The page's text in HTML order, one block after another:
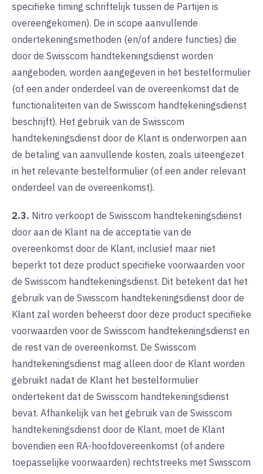
specifieke timing schriftelijk tussen de Partijen is
overeengekomen). De in scope aanvullende
ondertekeningsmethoden (en/of andere functies) die
door de Swisscom handtekeningsdienst worden
aangeboden, worden aangegeven in het bestelformulier
(of een ander onderdeel van de overeenkomst dat de
functionaliteiten van de Swisscom handtekeningsdienst
beschrijft). Het gebruik van de Swisscom
handtekeningsdienst door de Klant is onderworpen aan
de betaling van aanvullende kosten, zoals uiteengezet
in het relevante bestelformulier (of een ander relevant
onderdeel van de overeenkomst).
2.3. Nitro verkoopt de Swisscom handtekeningsdienst
door aan de Klant na de acceptatie van de
overeenkomst door de Klant, inclusief maar niet
beperkt tot deze product specifieke voorwaarden voor
de Swisscom handtekeningsdienst. Dit betekent dat het
gebruik van de Swisscom handtekeningsdienst door de
Klant zal worden beheerst door deze product specifieke
voorwaarden voor de Swisscom handtekeningsdienst en
de rest van de overeenkomst. De Swisscom
handtekeningsdienst mag alleen door de Klant worden
gebruikt nadat de Klant het bestelformulier
ondertekent dat de Swisscom handtekeningsdienst
bevat. Afhankelijk van het gebruik van de Swisscom
handtekeningsdienst door de Klant, moet de Klant
bovendien een RA-hoofdovereenkomst (of andere
toepasselijke voorwaarden) rechtstreeks met Swisscom